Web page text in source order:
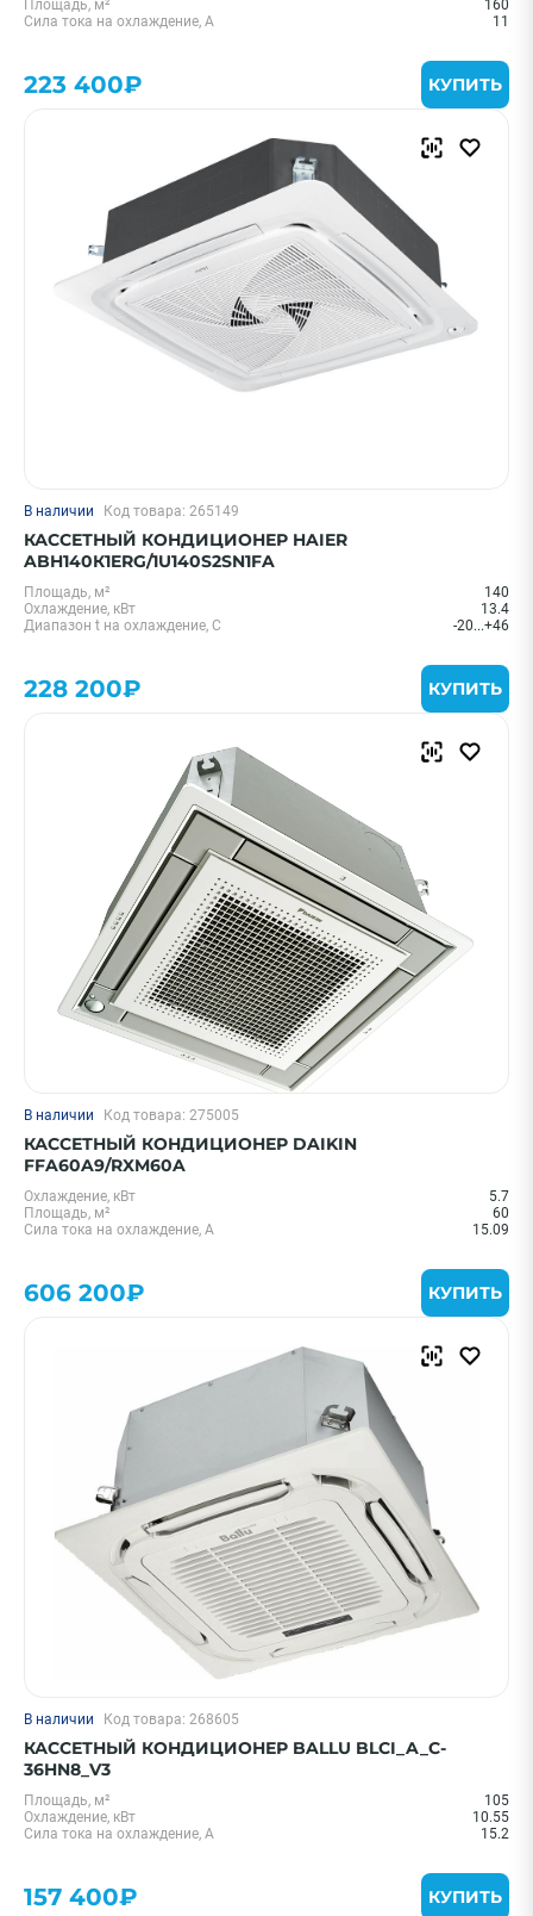
Площадь, м²
160
Сила тока на охлаждение, А
11
223 400₽ КУПИТЬ
В наличии Код товара: 265149
КАССЕТНЫЙ КОНДИЦИОНЕР HAIER
ABH140К1ERG/1U140S2SN1FA
Площадь, м²
140
Охлаждение, кВт
13.4
Диапазон t на охлаждение, С
-20...+46
228 200₽ КУПИТЬ
В наличии Код товара: 275005
КАССЕТНЫЙ КОНДИЦИОНЕР DAIKIN
FFA60A9/RXM60A
Охлаждение, кВт
5.7
Площадь, м²
60
Сила тока на охлаждение, А
15.09
606 200₽ КУПИТЬ
В наличии Код товара: 268605
КАССЕТНЫЙ КОНДИЦИОНЕР BALLU BLCI_A_C-
36HN8_V3
Площадь, м²
105
Охлаждение, кВт
10.55
Сила тока на охлаждение, А
15.2
157 400₽ КУПИТЬ